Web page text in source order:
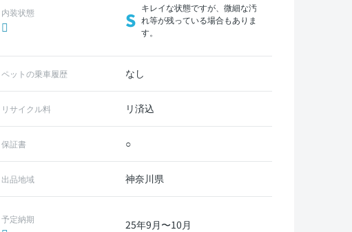
内装状態 S
キレイな状態ですが、微細な汚
れ等が残っている場合もありま
す。
ペットの乗車履歴 なし
リサイクル料 リ済込
保証書 ○
出品地域 神奈川県
予定納期 25年9月〜10月